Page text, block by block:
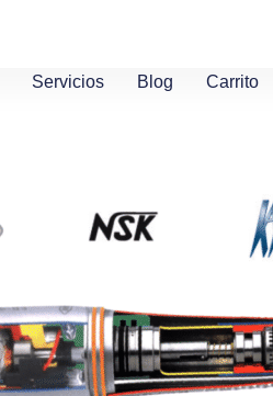
Servicios Blog Carrito